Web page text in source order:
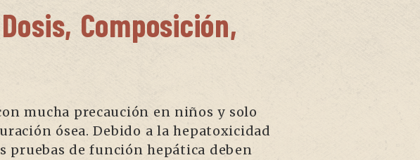
Composición,
mucha precaución en niños y solo
ósea. Debido a la hepatoxicidad
pruebas de función hepática deben